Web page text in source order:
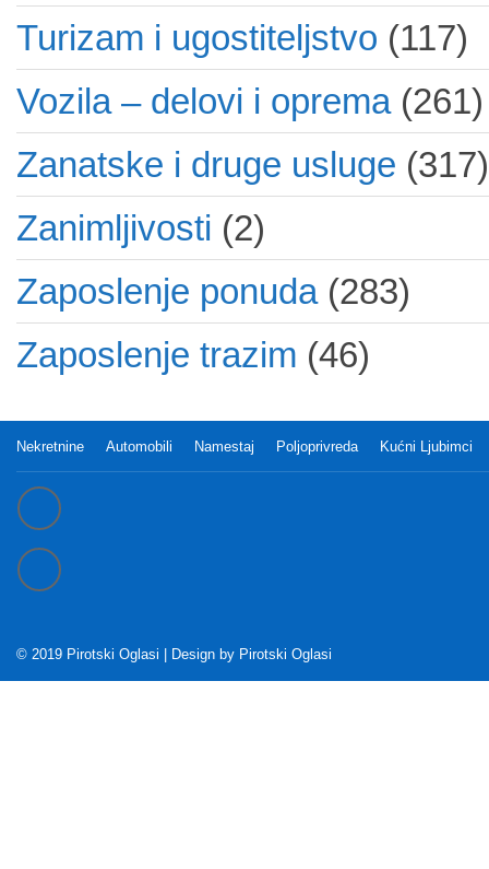
Turizam i ugostiteljstvo (117)
Vozila – delovi i oprema(261)
Zanatske i druge usluge (317)
Zanimljivosti (2)
Zaposlenje ponuda(283)
Zaposlenje trazim (46)
Nekretnine Automobili Namestaj Poljoprivreda Kućni Ljubimci
© 2019 Pirotski Oglasi | Design by Pirotski Oglasi